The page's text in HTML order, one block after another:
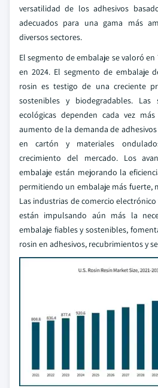
versatilidad de los adhesivos
adecuados para una gama más
diversos sectores.
El segmento de embalaje se valoró
en 2024. El segmento de embalaje
rosin es testigo de una creciente
sostenibles y biodegradables. Las
ecológicas dependen cada vez
aumento de la demanda de
en cartón y materiales
crecimiento del mercado. Los
embalaje están mejorando la
permitiendo un embalaje más fuerte,
Las industrias de comercio
están impulsando aún más la
embalaje fiables y sostenibles,
rosin en adhesivos, recubrimientos y